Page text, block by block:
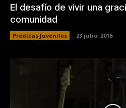
El desafío de vivir una
comunidad
Predicas Juveniles 23 julio, 2016